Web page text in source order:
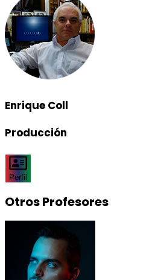
Enrique Coll
Producción
Perfil
Otros Profesores